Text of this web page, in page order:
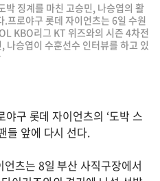
징계를 마친 고승민, 나승엽의 활
프로야구 롯데 자이언츠는 6일 수원
KBO리그 KT 위즈와의 시즌 4차전
나승엽이 수훈선수 인터뷰를 하고 있
구 롯데 자이언츠의 ‘도박 스
들 앞에 다시 선다.
츠는 8일 부산 사직구장에서